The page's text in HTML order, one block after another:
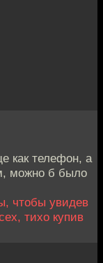
как телефон, а
можно б было
чтобы увидев
тихо купив